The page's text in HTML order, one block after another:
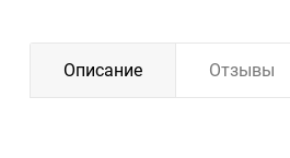
Описание Отзывы